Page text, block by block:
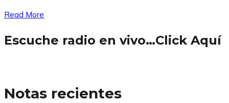
Read More
Escuche radio en vivo…Click Aquí
Notas recientes